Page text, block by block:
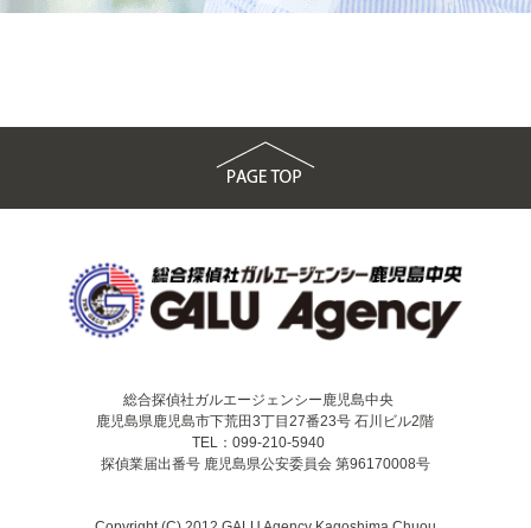
総合探偵社ガルエージェンシー鹿児島中央
鹿児島県鹿児島市下荒田3丁目27番23号 石川ビル2階
TEL：099-210-5940
探偵業届出番号 鹿児島県公安委員会 第96170008号